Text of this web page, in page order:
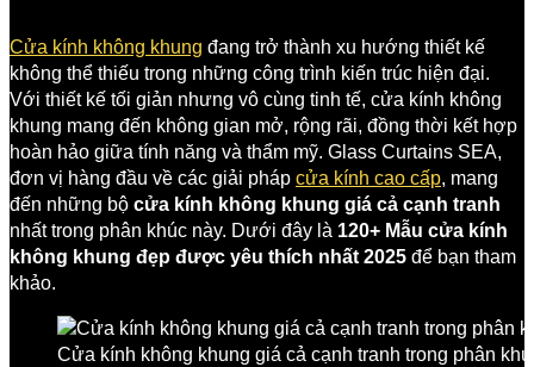
Cửa kính không khung đang trở thành xu hướng thiết kế
không thể thiếu trong những công trình kiến trúc hiện đại.
Với thiết kế tối giản nhưng vô cùng tinh tế, cửa kính không
khung mang đến không gian mở, rộng rãi, đồng thời kết hợp
hoàn hảo giữa tính năng và thẩm mỹ. Glass Curtains SEA,
đơn vị hàng đầu về các giải pháp cửa kính cao cấp, mang
đến những bộ cửa kính không khung giá cả cạnh tranh
nhất trong phân khúc này. Dưới đây là 120+ Mẫu cửa kính
không khung đẹp được yêu thích nhất 2025 để bạn tham
khảo.
Cửa kính không khung giá cả cạnh tranh trong phân